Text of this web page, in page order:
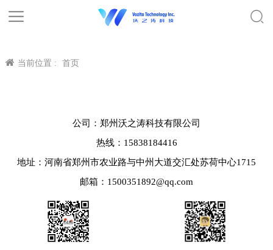
当前位置 : 首页
公司：郑州沃之涛科技有限公司
热线：15838184416
地址：河南省郑州市农业路与中州大道交汇处苏荷中心1715
邮箱：1500351892@qq.com